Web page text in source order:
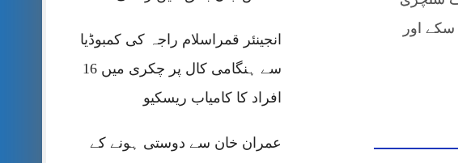
انجینئر قمراسلام راجہ کی کمبوڈیا
سے ہنگامی کال پر چکری میں 16
افراد کا کامیاب ریسکیو
عمران خان سے دوستی ہونے کے
سکے اور